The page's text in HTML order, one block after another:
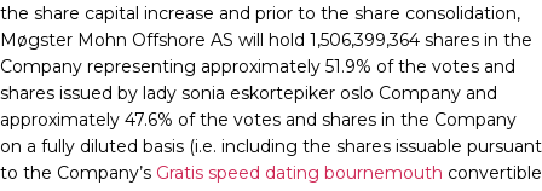
the share capital increase and prior to the share consolidation,
Møgster Mohn Offshore AS will hold 1,506,399,364 shares in the
Company representing approximately 51.9% of the votes and
shares issued by lady sonia eskortepiker oslo Company and
approximately 47.6% of the votes and shares in the Company
on a fully diluted basis (i.e. including the shares issuable pursuant
to the Company’s Gratis speed dating bournemouth convertible